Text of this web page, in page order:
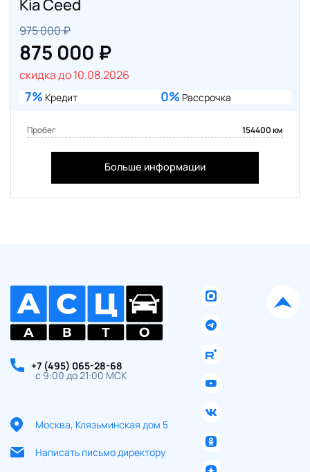
Kia Ceed
975 000 ₽
875 000 ₽
скидка до 10.08.2026
7% Кредит 0% Рассрочка
Пробег 154400 км
Больше информации
+7 (495) 065-28-68
с 9:00 до 21:00 МСК
Москва, Клязьминская дом 5
Написать письмо директору